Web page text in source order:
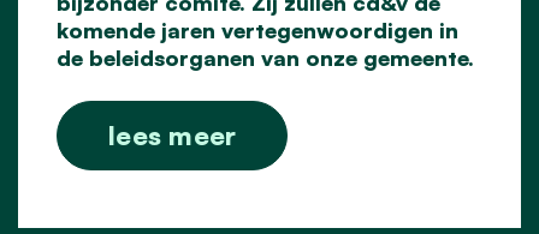
komende jaren vertegenwoordigen in
de beleidsorganen van onze gemeente.
lees meer